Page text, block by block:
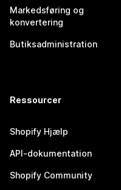
Markedsføring og
konvertering
Butiksadministration
Ressourcer
Shopify Hjælp
API-dokumentation
Shopify Community